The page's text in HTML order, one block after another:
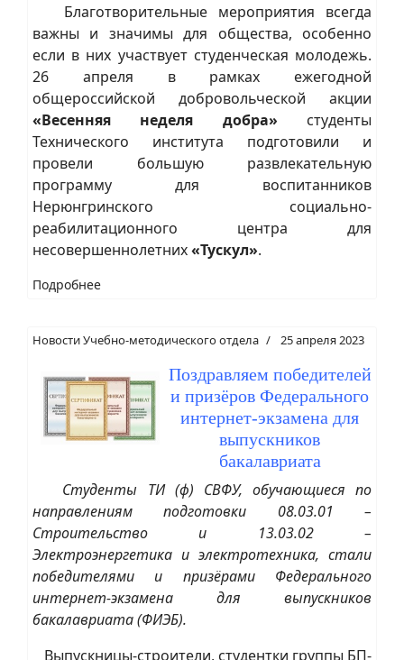
Благотворительные мероприятия всегда
важны и значимы для общества, особенно
если в них участвует студенческая молодежь.
26 апреля в рамках ежегодной
общероссийской добровольческой акции
«Весенняя неделя добра» студенты
Технического института подготовили и
провели большую развлекательную
программу для воспитанников
Нерюнгринского социально-
реабилитационного центра для
несовершеннолетних«Тускул».
Подробнее
Новости Учебно-методического отдела 25 апреля 2023
Поздравляем победителей
и призёров Федерального
интернет-экзамена для
выпускников
бакалавриата
Студенты ТИ (ф) СВФУ, обучающиеся по
направлениям подготовки 08.03.01 –
Строительство и 13.03.02 –
Электроэнергетика и электротехника, стали
победителями и призёрами Федерального
интернет-экзамена для выпускников
бакалавриата (ФИЭБ).
Выпускницы-строители, студентки группы БП-